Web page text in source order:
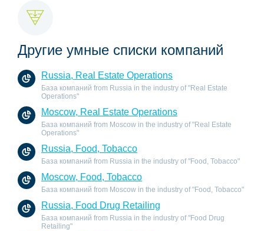
Другие умные списки компаний
Russia, Real Estate Operations
База компаний from Russia in the industry of "Real Estate
Operations"
Moscow, Real Estate Operations
База компаний from Moscow in the industry of "Real Estate
Operations"
Russia, Food, Tobacco
База компаний from Russia in the industry of "Food, Tobacco"
Moscow, Food, Tobacco
База компаний from Moscow in the industry of "Food, Tobacco"
Russia, Food Drug Retailing
База компаний from Russia in the industry of "Food Drug
Retailing"